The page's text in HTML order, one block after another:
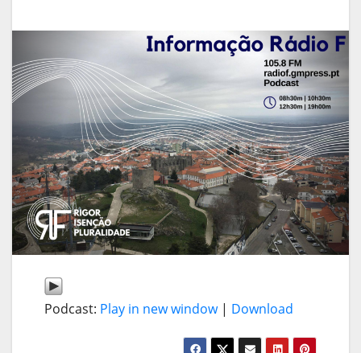
Podcast: Play in new window| Download